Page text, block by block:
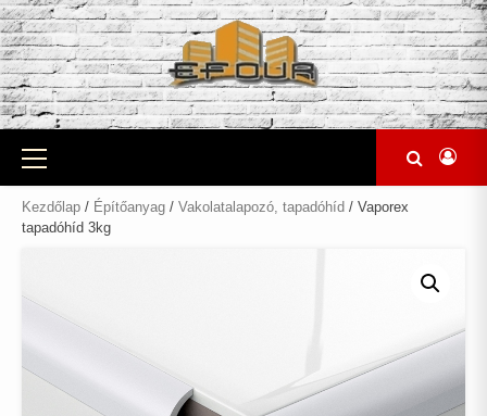
Skip
to
content
Primary
Menu
Kezdőlap / Építőanyag / Vakolatalapozó, tapadóhíd / Vaporex
tapadóhíd 3kg